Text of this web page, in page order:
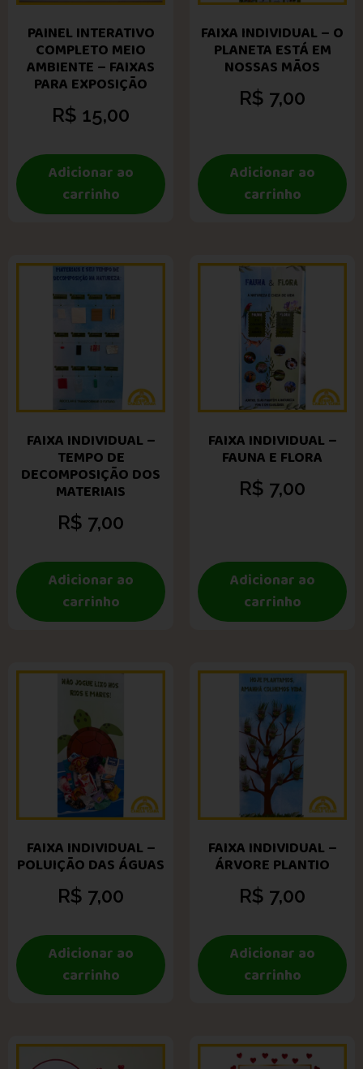
PAINEL INTERATIVO
COMPLETO MEIO
AMBIENTE – FAIXAS
PARA EXPOSIÇÃO
R$ 15,00
Adicionar ao
carrinho
FAIXA INDIVIDUAL – O
PLANETA ESTÁ EM
NOSSAS MÃOS
R$ 7,00
Adicionar ao
carrinho
FAIXA INDIVIDUAL –
TEMPO DE
DECOMPOSIÇÃO DOS
MATERIAIS
R$ 7,00
Adicionar ao
carrinho
FAIXA INDIVIDUAL –
FAUNA E FLORA
R$ 7,00
Adicionar ao
carrinho
FAIXA INDIVIDUAL –
POLUIÇÃO DAS ÁGUAS
R$ 7,00
Adicionar ao
carrinho
FAIXA INDIVIDUAL –
ÁRVORE PLANTIO
R$ 7,00
Adicionar ao
carrinho